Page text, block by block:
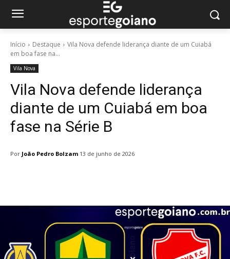
Início Destaque
Vila Nova defende liderança diante de um Cuiabá
em boa fase na...
Vila Nova
Vila Nova defende liderança
diante de um Cuiabá em boa
fase na Série B
Por João Pedro Bolzam 13 de junho de 2026